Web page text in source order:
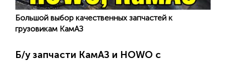
Большой выбор качественных запчастей к
грузовикам КамАЗ
Б/у запчасти КамАЗ и HOWO с